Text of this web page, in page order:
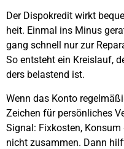
Der Dis­po­kre­dit wirkt
heit. Ein­mal ins Minus
gang schnell nur zur
So ent­steht ein Kreis­lauf,
ders belas­tend ist.
Wenn das Kon­to
Zei­chen für per­sön­li­ches
Signal: Fix­kos­ten,
nicht zusam­men. Dann